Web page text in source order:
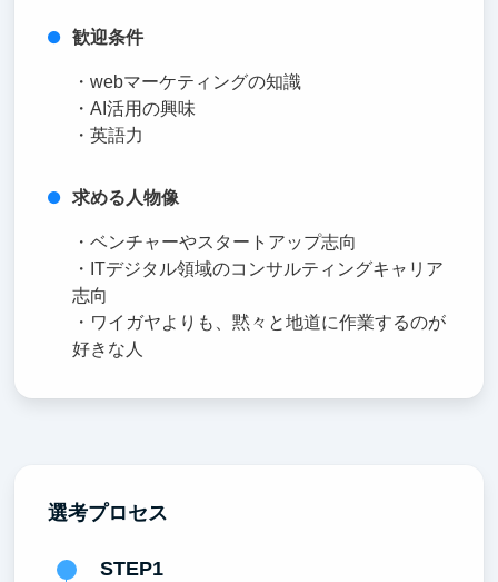
歓迎条件
・webマーケティングの知識
・AI活用の興味
・英語力
求める人物像
・ベンチャーやスタートアップ志向
・ITデジタル領域のコンサルティングキャリア
志向
・ワイガヤよりも、黙々と地道に作業するのが
好きな人
選考プロセス
STEP1